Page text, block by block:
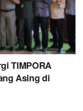
TIMPORA
Asing di